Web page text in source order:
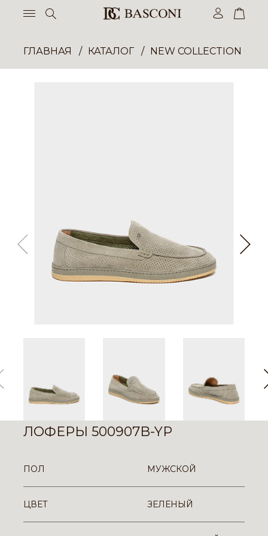
ГЛАВНАЯ КАТАЛОГ NEW COLLECTION
ЛОФЕРЫ 500907B-YP
ПОЛ МУЖСКОЙ
ЦВЕТ ЗЕЛЕНЫЙ